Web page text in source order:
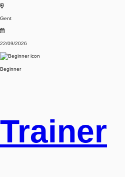
Gent
22/09/2026
Beginner
Trainer